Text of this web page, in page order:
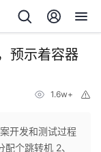
预示着容器
1.6w+
开发和测试过程
个跳转机 2、